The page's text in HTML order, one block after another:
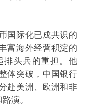
际化已成共识的
富海外经营积淀的
排头兵的重担。他
体突破，中国银行
赴美洲、欧洲和非
演。